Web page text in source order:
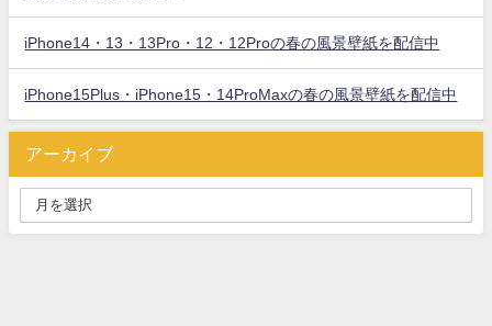
iPhone14・13・13Pro・12・12Proの春の風景壁紙を配信中
iPhone15Plus・iPhone15・14ProMaxの春の風景壁紙を配信中
アーカイブ